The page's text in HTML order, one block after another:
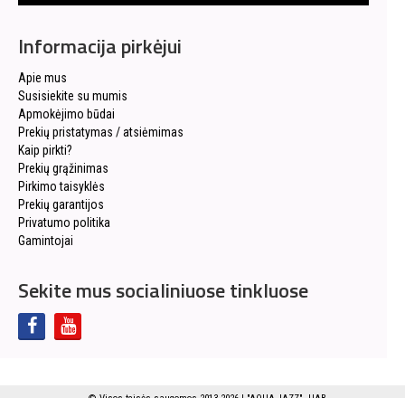
Informacija pirkėjui
Apie mus
Susisiekite su mumis
Apmokėjimo būdai
Prekių pristatymas / atsiėmimas
Kaip pirkti?
Prekių grąžinimas
Pirkimo taisyklės
Prekių garantijos
Privatumo politika
Gamintojai
Sekite mus socialiniuose tinkluose